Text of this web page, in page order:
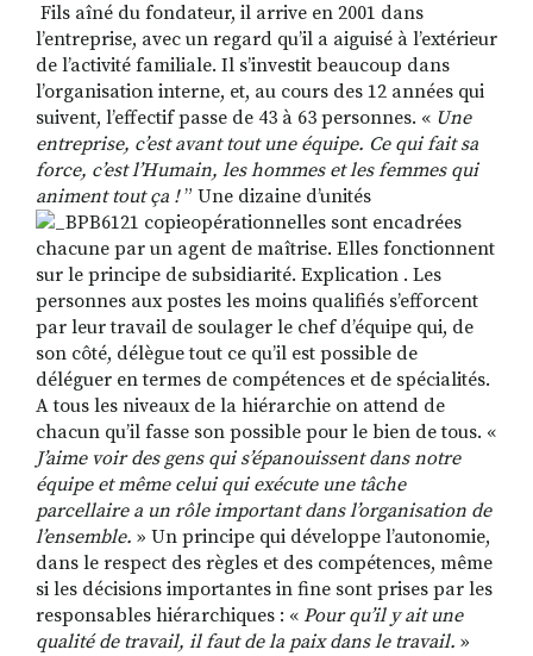
Fils aîné du fondateur, il arrive en 2001 dans
l’entreprise, avec un regard qu’il a aiguisé à l’extérieur
de l’activité familiale. Il s’investit beaucoup dans
l’organisation interne, et, au cours des 12 années qui
suivent, l’effectif passe de 43 à 63 personnes. « Une
entreprise, c’est avant tout une équipe. Ce qui fait sa
force, c’est l’Humain, les hommes et les femmes qui
animent tout ça !” Une dizaine d’unités
opérationnelles sont encadrées
chacune par un agent de maîtrise. Elles fonctionnent
sur le principe de subsidiarité. Explication . Les
personnes aux postes les moins qualifiés s’efforcent
par leur travail de soulager le chef d’équipe qui, de
son côté, délègue tout ce qu’il est possible de
déléguer en termes de compétences et de spécialités.
A tous les niveaux de la hiérarchie on attend de
chacun qu’il fasse son possible pour le bien de tous. «
J’aime voir des gens qui s’épanouissent dans notre
équipe et même celui qui exécute une tâche
parcellaire a un rôle important dans l’organisation de
l’ensemble. » Un principe qui développe l’autonomie,
dans le respect des règles et des compétences, même
si les décisions importantes in fine sont prises par les
responsables hiérarchiques : « Pour qu’il y ait une
qualité de travail, il faut de la paix dans le travail. »